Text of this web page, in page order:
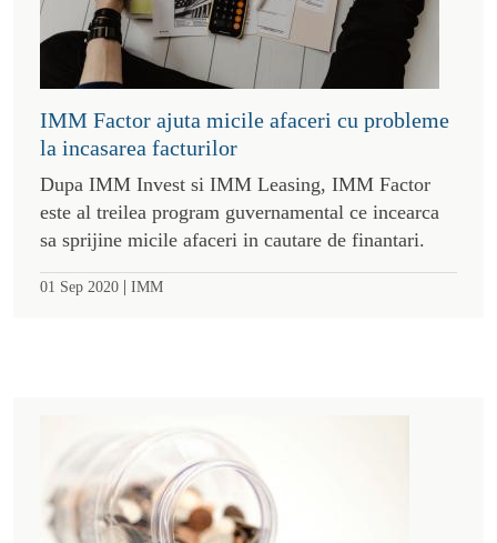
IMM Factor ajuta micile afaceri cu probleme
la incasarea facturilor
Dupa IMM Invest si IMM Leasing, IMM Factor
este al treilea program guvernamental ce incearca
sa sprijine micile afaceri in cautare de finantari.
01 Sep 2020 | IMM